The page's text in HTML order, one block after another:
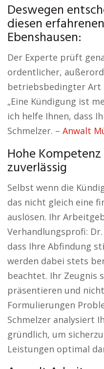
Deswegen
diesen
Ebenshausen:
Der Experte prüft
ordentlicher,
betriebsbedingter
„Eine Kündigung ist
ich helfe Ihnen, dass
Schmelzer. – Anwalt
Hohe
zuverlässig
Selbst wenn die
das nicht gleich eine
auslösen. Ihr
Verhandlungsprofi:
dass Ihre Abfindung
werden dabei stets
beachtet. Ihr Zeugnis
präsentieren und
Formulierungen
Schmelzer analysiert
gründlich, um
Leistungen optimal